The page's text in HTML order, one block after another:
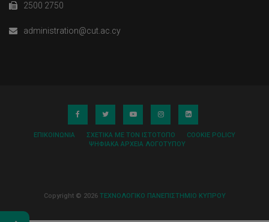
2500 2750
administration@cut.ac.cy
ΕΠΙΚΟΙΝΩΝΊΑ ΣΧΕΤΙΚΆ ΜΕ ΤΟΝ ΙΣΤΌΤΟΠΟ
COOKIE POLICY
ΨΗΦΙΑΚΆ ΑΡΧΕΊΑ ΛΟΓΌΤΥΠΟΥ
Copyright © 2026 ΤΕΧΝΟΛΟΓΙΚΟ ΠΑΝΕΠΙΣΤΗΜΙΟ ΚΥΠΡΟΥ